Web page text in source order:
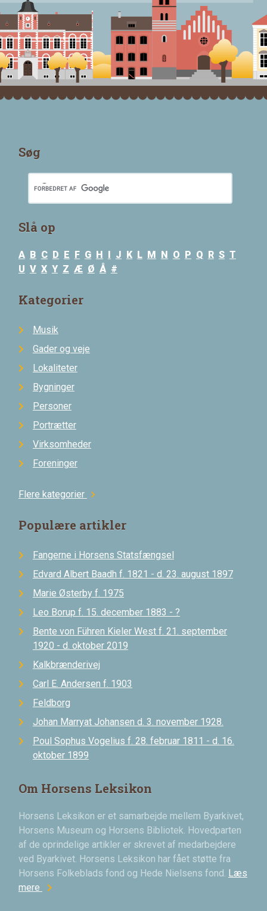
Søg
Slå op
A B C D E F G H I J K L M N O P Q R S T
U V X Y Z Æ Ø Å #
Kategorier
Musik
Gader og veje
Lokaliteter
Bygninger
Personer
Portrætter
Virksomheder
Foreninger
Flere kategorier chevron_right
Populære artikler
Fangerne i Horsens Statsfængsel
Edvard Albert Baadh f. 1821 - d. 23. august 1897
Marie Østerby f. 1975
Leo Borup f. 15. december 1883 - ?
Bente von Führen Kieler West f. 21. september
1920 - d. oktober 2019
Kalkbrænderivej
Carl E. Andersen f. 1903
Feldborg
Johan Marryat Johansen d. 3. november 1928.
Poul Sophus Vogelius f. 28. februar 1811 - d. 16.
oktober 1899
Om Horsens Leksikon
Horsens Leksikon er et samarbejde mellem Byarkivet,
Horsens Museum og Horsens Bibliotek. Hovedparten
af de oprindelige artikler er skrevet af medarbejdere
ved Byarkivet. Horsens Leksikon har fået støtte fra
Horsens Folkeblads fond og Hede Nielsens fond. Læs
mere chevron_right